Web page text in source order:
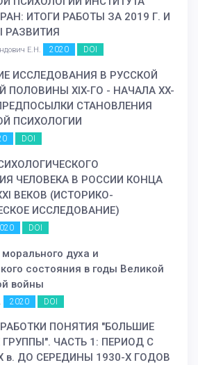
ИТОГИ РАБОТЫ ЗА 2019 Г. И
РАЗВИТИЯ
Е.Н. 2020 DOI
ИССЛЕДОВАНИЯ В РУССКОЙ
ПОЛОВИНЫ XIX-ГО - НАЧАЛА XX-
СТАНОВЛЕНИЯ
ПСИХОЛОГИИ
DOI
ЧЕЛОВЕКА В РОССИИ КОНЦА
ВЕКОВ (ИСТОРИКО-
ИССЛЕДОВАНИЕ)
DOI
духа и
состояния в годы Великой
войны
2020 DOI
ПОНЯТИЯ "БОЛЬШИЕ
ЧАСТЬ 1: ПЕРИОД С
в. ДО СЕРЕДИНЫ 1930-Х ГОДОВ